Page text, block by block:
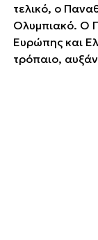
τελικό, ο
Ολυμπιακό. Ο
Ευρώπης και
τρόπαιο,